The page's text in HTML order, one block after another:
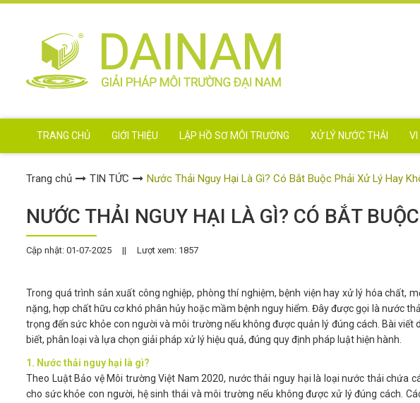
TRANG CHỦ GIỚI THIỆU LẬP HỒ SƠ MÔI TRƯỜNG XỬ LÝ NƯỚC THẢI VI
Trang chủ TIN TỨC Nước Thải Nguy Hại Là Gì? Có Bắt Buộc Phải Xử Lý Hay
NƯỚC THẢI NGUY HẠI LÀ GÌ? CÓ BẮT
Cập nhật: 01-07-2025 || Lượt xem: 1857
Trong quá trình sản xuất công nghiệp, phòng thí nghiệm, bệnh viện hay xử lý hóa chất,
nặng, hợp chất hữu cơ khó phân hủy hoặc mầm bệnh nguy hiểm. Đây được gọi là nước
trọng đến sức khỏe con người và môi trường nếu không được quản lý đúng cách. Bài viết
biết, phân loại và lựa chọn giải pháp xử lý hiệu quả, đúng quy định pháp luật hiện hành.
1. Nước thải nguy hại là gì?
Theo Luật Bảo vệ Môi trường Việt Nam 2020, nước thải nguy hại là loại nước thải chứa
cho sức khỏe con người, hệ sinh thái và môi trường nếu không được xử lý đúng cách.